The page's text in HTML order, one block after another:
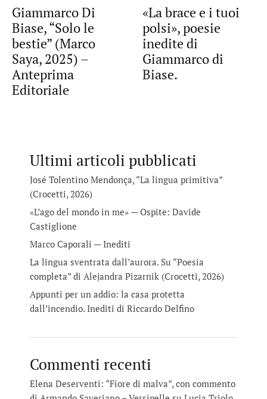
Giammarco Di
Biase, “Solo le
bestie” (Marco
Saya, 2025) –
Anteprima
Editoriale
«La brace e i tuoi
polsi», poesie
inedite di
Giammarco di
Biase.
Ultimi articoli pubblicati
José Tolentino Mendonça, “La lingua primitiva”
(Crocetti, 2026)
«L’ago del mondo in me» — Ospite: Davide
Castiglione
Marco Caporali — Inediti
La lingua sventrata dall’aurora. Su “Poesia
completa” di Alejandra Pizarnik (Crocetti, 2026)
Appunti per un addio: la casa protetta
dall’incendio. Inediti di Riccardo Delfino
Commenti recenti
Elena Deserventi: “Fiore di malva”, con commento